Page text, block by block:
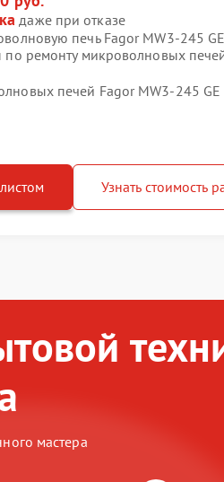
даже при отказе
печь Fagor MW3-245
по ремонту микроволновых
печей Fagor MW3-245 GE
Узнать стоимость
мастера